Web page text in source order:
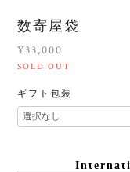
数寄屋袋
¥33,000
SOLD OUT
ギフト包装